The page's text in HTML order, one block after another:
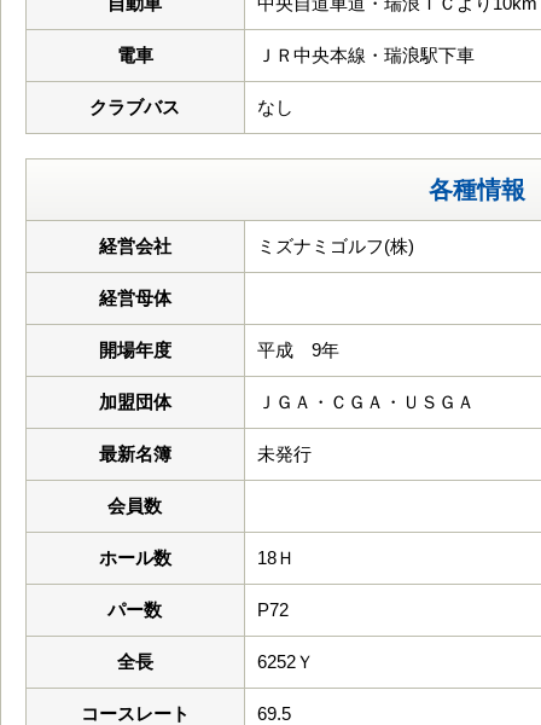
電車 ＪＲ中央本線・瑞浪駅下車
クラブバス なし
各種情報
経営会社 ミズナミゴルフ(株)
経営母体
開場年度 平成 9年
加盟団体 ＪＧＡ・ＣＧＡ・ＵＳＧＡ
最新名簿 未発行
会員数
ホール数 18Ｈ
パー数 P72
全長 6252Ｙ
コースレート 69.5